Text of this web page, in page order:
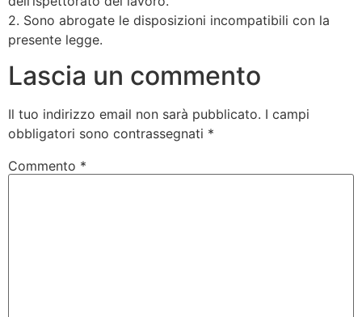
2. Sono abrogate le disposizioni incompatibili con la
presente legge.
Lascia un commento
Il tuo indirizzo email non sarà pubblicato. I campi
obbligatori sono contrassegnati *
Commento *